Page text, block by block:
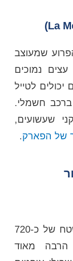
שמעוצב
נמוכים
לטייל
ברכב חשמלי.
שעשועים,
של הפארק.
פארק לאומי גדול שנמצא על שטח של כ-720
הרבה מאוד